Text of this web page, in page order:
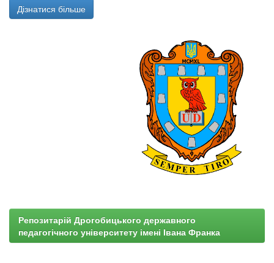
Дізнатися більше
Репозитарій Дрогобицького державного
педагогічного університету імені Івана Франка